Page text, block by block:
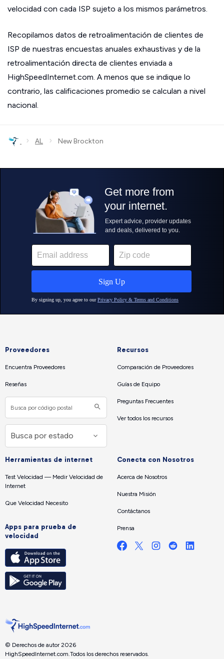
velocidad con cada ISP sujeto a los mismos parámetros.
Recopilamos datos de retroalimentación de clientes de
ISP de nuestras encuestas anuales exhaustivas y de la
retroalimentación directa de clientes enviada a
HighSpeedInternet.com. A menos que se indique lo
contrario, las calificaciones promedio se calculan a nivel
nacional.
› AL › New Brockton
Proveedores
Encuentra Proveedores
Reseñas
Recursos
Comparación de Proveedores
Guías de Equipo
Preguntas Frecuentes
Ver todos los recursos
Herramientas de internet
Test Velocidad — Medir Velocidad de
Internet
Que Velocidad Necesito
Apps para prueba de
velocidad
Conecta con Nosotros
Acerca de Nosotros
Nuestra Misión
Contáctanos
Prensa
© Derechos de autor 2026
HighSpeedInternet.com. Todos los derechos reservados.